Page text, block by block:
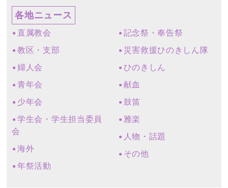
各地ニュース
直属教会
教区・支部
婦人会
青年会
少年会
学生会・学生担当委員
会
海外
年祭活動
記念祭・奉告祭
災害救援ひのきしん隊
ひのきしん
献血
鼓笛
雅楽
人物・話題
その他